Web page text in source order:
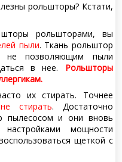
рольшторы? Кстати,
рольшторами, вы
пыли. Ткань рольштор
не позволяющим пыли
в нее. Рольшторы
их стирать. Точнее
стирать. Достаточно
пылесосом и они вновь
мощности
щеткой с